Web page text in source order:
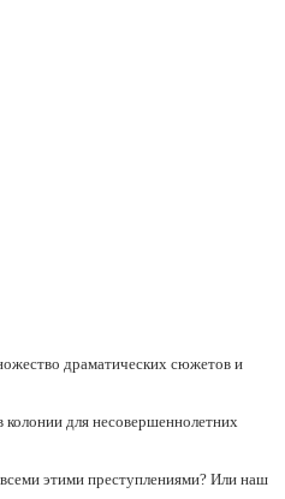
драматических сюжетов и
колонии для несовершеннолетних
этими преступлениями? Или наш